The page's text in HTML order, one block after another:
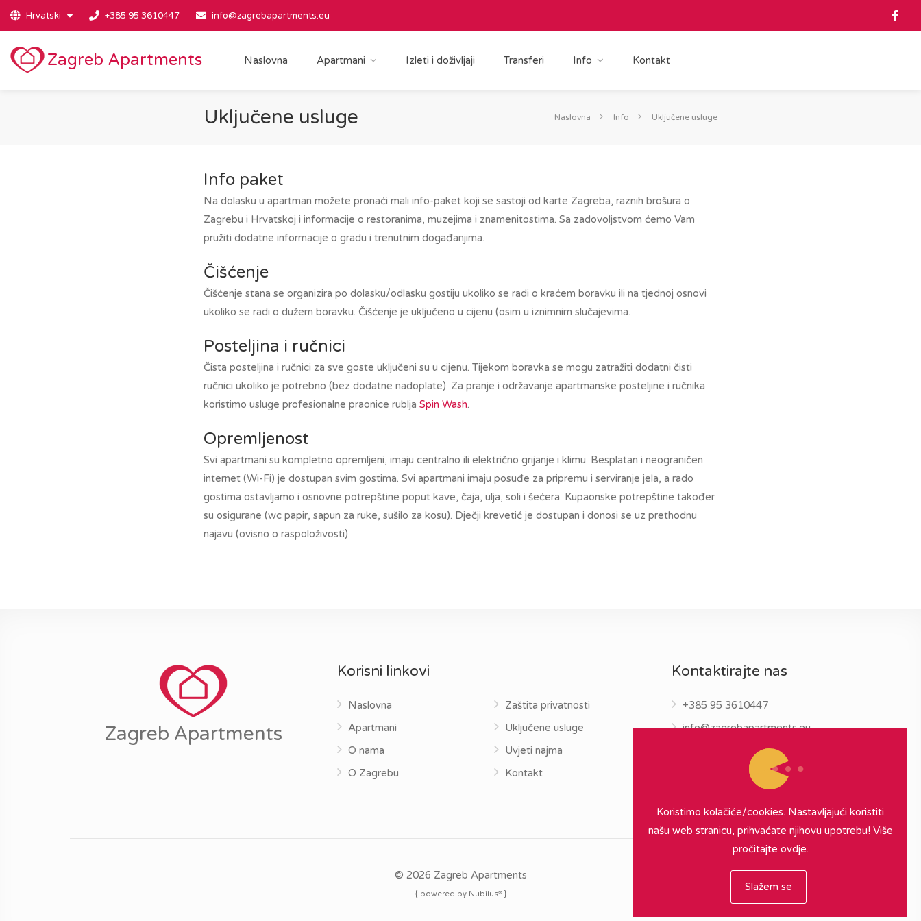
Hrvatski +385 95 3610447 info@zagrebapartments.eu
Zagreb Apartments Naslovna Apartmani Izleti i doživljaji Transferi Info Kontakt
Naslovna Info Uključene usluge
Uključene usluge
Info paket
Na dolasku u apartman možete pronaći mali info-paket koji se sastoji od karte Zagreba, raznih brošura o
Zagrebu i Hrvatskoj i informacije o restoranima, muzejima i znamenitostima. Sa zadovoljstvom ćemo Vam
pružiti dodatne informacije o gradu i trenutnim događanjima.
Čišćenje
Čišćenje stana se organizira po dolasku/odlasku gostiju ukoliko se radi o kraćem boravku ili na tjednoj osnovi
ukoliko se radi o dužem boravku. Čišćenje je uključeno u cijenu (osim u iznimnim slučajevima.
Posteljina i ručnici
Čista posteljina i ručnici za sve goste uključeni su u cijenu. Tijekom boravka se mogu zatražiti dodatni čisti
ručnici ukoliko je potrebno (bez dodatne nadoplate). Za pranje i održavanje apartmanske posteljine i ručnika
koristimo usluge profesionalne praonice rublja Spin Wash.
Opremljenost
Svi apartmani su kompletno opremljeni, imaju centralno ili električno grijanje i klimu. Besplatan i neograničen
internet (Wi-Fi) je dostupan svim gostima. Svi apartmani imaju posuđe za pripremu i serviranje jela, a rado
gostima ostavljamo i osnovne potrepštine poput kave, čaja, ulja, soli i šećera. Kupaonske potrepštine također
su osigurane (wc papir, sapun za ruke, sušilo za kosu). Dječji krevetić je dostupan i donosi se uz prethodnu
najavu (ovisno o raspoloživosti).
Zagreb Apartments
Korisni linkovi
Naslovna
Apartmani
O nama
O Zagrebu
Zaštita privatnosti
Uključene usluge
Uvjeti najma
Kontakt
Kontaktirajte nas
+385 95 3610447
info@zagrebapartments.eu
© 2026 Zagreb Apartments
{ powered by Nubilus∞}
Koristimo kolačiće/cookies. Nastavljajući koristiti
našu web stranicu, prihvaćate njihovu upotrebu! Više
pročitajte ovdje.
Slažem se